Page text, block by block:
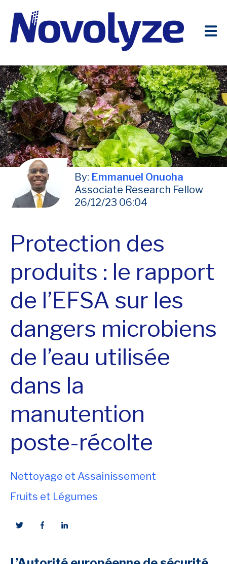
By: Emmanuel Onuoha
Associate Research Fellow
26/12/23 06:04
Protection des
produits : le rapport
de l’EFSA sur les
dangers microbiens
de l’eau utilisée
dans la
manutention
poste-récolte
Nettoyage et Assainissement
Fruits et Légumes